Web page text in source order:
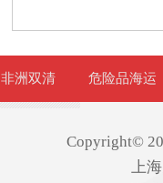
非洲双清 危险品海运
Copyright©
上